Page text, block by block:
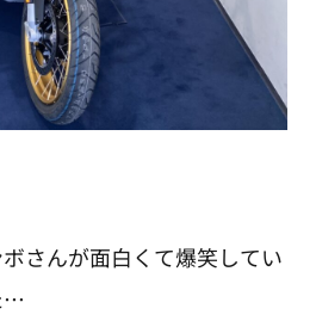
さんが面白くて爆笑してい
…